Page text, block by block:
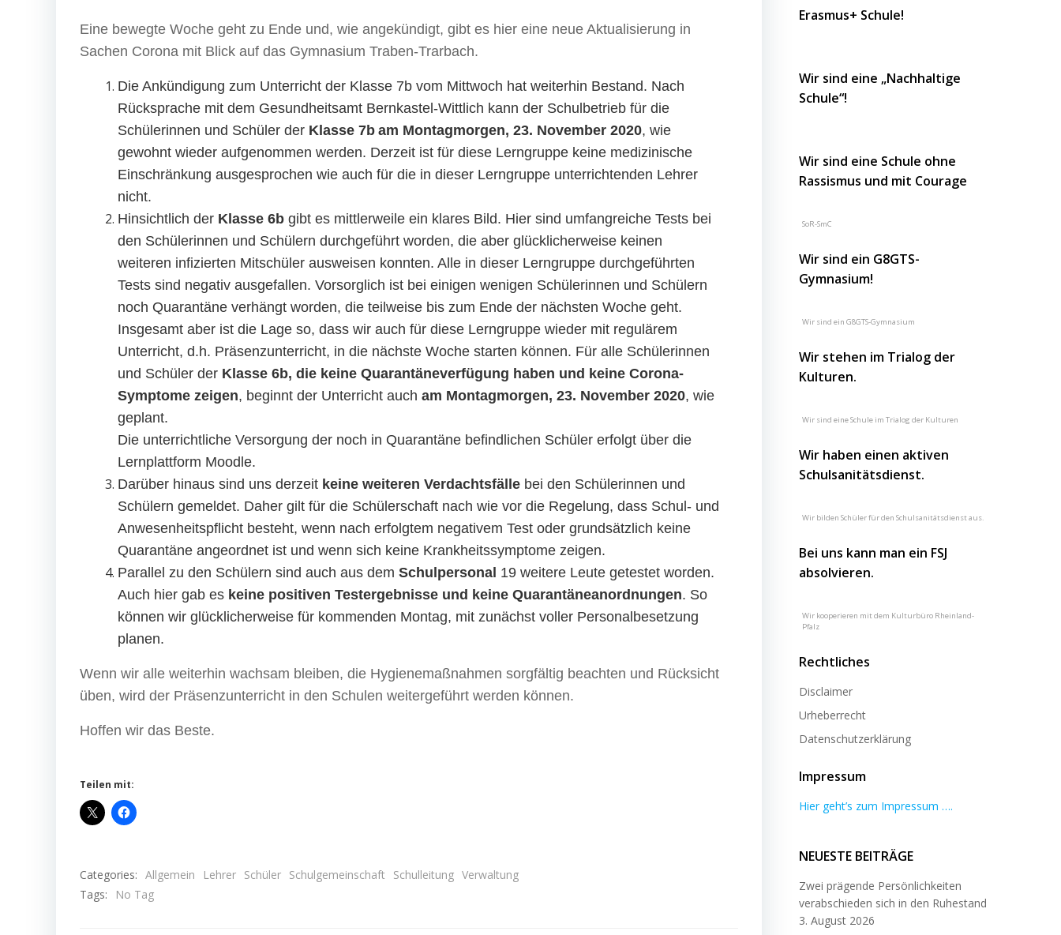
Eine bewegte Woche geht zu Ende und, wie angekündigt, gibt es hier eine neue Aktualisierung in
Sachen Corona mit Blick auf das Gymnasium Traben-Trarbach.
Die Ankündigung zum Unterricht der Klasse 7b vom Mittwoch hat weiterhin Bestand. Nach
Rücksprache mit dem Gesundheitsamt Bernkastel-Wittlich kann der Schulbetrieb für die
Schülerinnen und Schüler der Klasse 7b am Montagmorgen, 23. November 2020, wie
gewohnt wieder aufgenommen werden. Derzeit ist für diese Lerngruppe keine medizinische
Einschränkung ausgesprochen wie auch für die in dieser Lerngruppe unterrichtenden Lehrer
nicht.
Hinsichtlich der Klasse 6b gibt es mittlerweile ein klares Bild. Hier sind umfangreiche Tests bei
den Schülerinnen und Schülern durchgeführt worden, die aber glücklicherweise keinen
weiteren infizierten Mitschüler ausweisen konnten. Alle in dieser Lerngruppe durchgeführten
Tests sind negativ ausgefallen. Vorsorglich ist bei einigen wenigen Schülerinnen und Schülern
noch Quarantäne verhängt worden, die teilweise bis zum Ende der nächsten Woche geht.
Insgesamt aber ist die Lage so, dass wir auch für diese Lerngruppe wieder mit regulärem
Unterricht, d.h. Präsenzunterricht, in die nächste Woche starten können. Für alle Schülerinnen
und Schüler der Klasse 6b, die keine Quarantäneverfügung haben und keine Corona-
Symptome zeigen, beginnt der Unterricht auch am Montagmorgen, 23. November 2020, wie
geplant.
Die unterrichtliche Versorgung der noch in Quarantäne befindlichen Schüler erfolgt über die
Lernplattform Moodle.
Darüber hinaus sind uns derzeit keine weiteren Verdachtsfälle bei den Schülerinnen und
Schülern gemeldet. Daher gilt für die Schülerschaft nach wie vor die Regelung, dass Schul- und
Anwesenheitspflicht besteht, wenn nach erfolgtem negativem Test oder grundsätzlich keine
Quarantäne angeordnet ist und wenn sich keine Krankheitssymptome zeigen.
Parallel zu den Schülern sind auch aus dem Schulpersonal 19 weitere Leute getestet worden.
Auch hier gab es keine positiven Testergebnisse und keine Quarantäneanordnungen. So
können wir glücklicherweise für kommenden Montag, mit zunächst voller Personalbesetzung
planen.
Wenn wir alle weiterhin wachsam bleiben, die Hygienemaßnahmen sorgfältig beachten und Rücksicht
üben, wird der Präsenzunterricht in den Schulen weitergeführt werden können.
Hoffen wir das Beste.
Teilen mit:
Categories: Allgemein Lehrer Schüler Schulgemeinschaft Schulleitung Verwaltung
Tags:
No Tag
Erasmus+ Schule!
Wir sind eine „Nachhaltige
Schule“!
Wir sind eine Schule ohne
Rassismus und mit Courage
SoR-SmC
Wir sind ein G8GTS-
Gymnasium!
Wir sind ein G8GTS-Gymnasium
Wir stehen im Trialog der
Kulturen.
Wir sind eine Schule im Trialog der Kulturen
Wir haben einen aktiven
Schulsanitätsdienst.
Wir bilden Schüler für den Schulsanitätsdienst aus.
Bei uns kann man ein FSJ
absolvieren.
Wir kooperieren mit dem Kulturbüro Rheinland-
Pfalz
Rechtliches
Disclaimer
Urheberrecht
Datenschutzerklärung
Impressum
Hier geht’s zum Impressum ….
NEUESTE BEITRÄGE
Zwei prägende Persönlichkeiten
verabschieden sich in den Ruhestand
3. August 2026